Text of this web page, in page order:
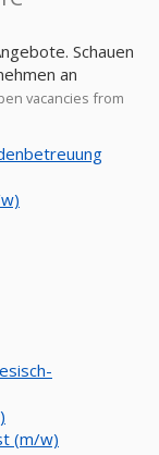
Schauen
an
vacancies from
(m/w)